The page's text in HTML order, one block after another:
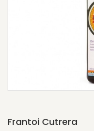
Frantoi Cutrera